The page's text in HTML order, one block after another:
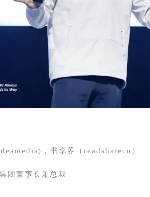
，书享界（readsharecn）
团董事长兼总裁